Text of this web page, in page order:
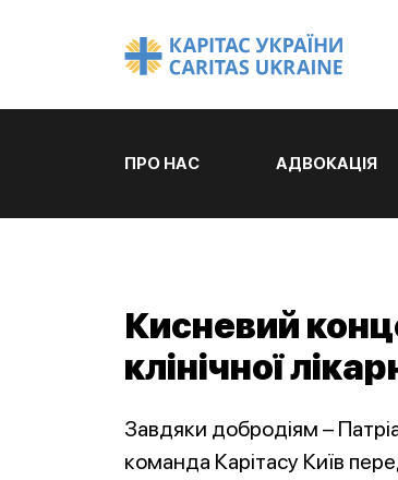
ПРО НАС АДВОКАЦІЯ
Кисневий
клінічної
Завдяки добродіям –
команда Карітасу Київ